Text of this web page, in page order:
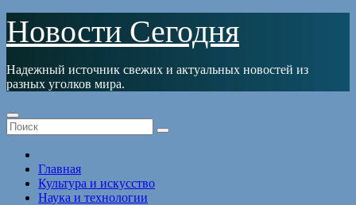
Перейти
содержимому
Новости Сегодня
Надежный источник свежих и актуальных новостей из
разных уголков мира.
Главная
Культура и искусство
Наука и технологии